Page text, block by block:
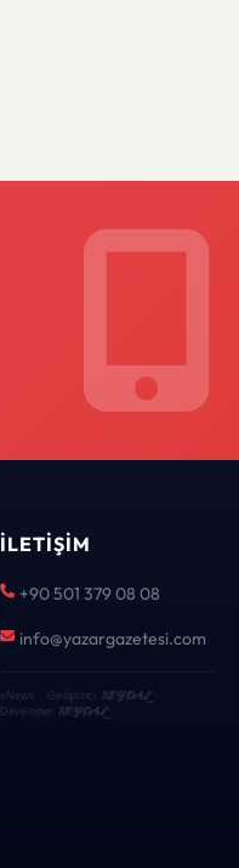
İLETIŞIM
+90 501 379 08 08
info@yazargazetesi.com
eNews · Geliştirici KEYDAL·
Developer KEYDAL